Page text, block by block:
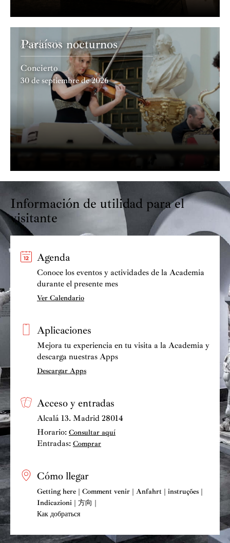
Academia
Paraísos nocturnos
Concierto
30 de septiembre de 2026
Información de utilidad para el
visitante
Agenda
Conoce los eventos y actividades de la Academia
durante el presente mes
Ver Calendario
Aplicaciones
Mejora tu experiencia en tu visita a la Academia y
descarga nuestras Apps
Descargar Apps
Acceso y entradas
Alcalá 13. Madrid 28014
Horario: Consultar aquí
Entradas: Comprar
Cómo llegar
Getting here | Comment venir | Anfahrt | instruções |
Indicazioni | 方向 |
Как добраться